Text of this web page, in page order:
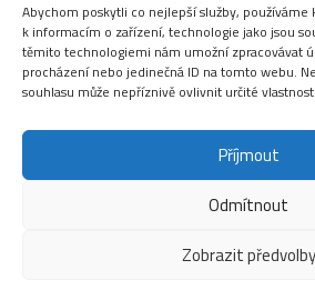
Abychom poskytli co nejlepší služby,
k informacím o zařízení, technologie jako jsou
těmito technologiemi nám umožní zpracovávat
procházení nebo jedinečná ID na tomto webu.
souhlasu může nepříznivě ovlivnit určité
Příjmout
Odmítnout
Zobrazit předvolby
Email:
info@zimop.cz
Chodovská 228/3 141 00 Praha